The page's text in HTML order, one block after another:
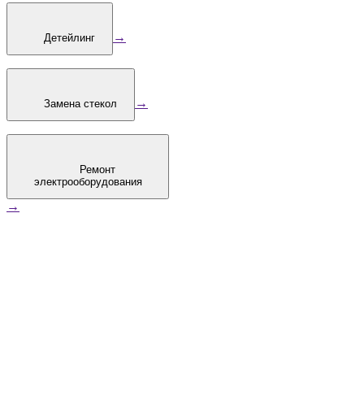
Детейлинг →
Замена стекол →
Ремонт
электрооборудования
→